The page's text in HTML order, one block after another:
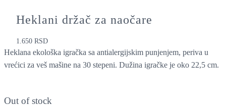
Heklani držač za naočare
1.650RSD
Heklana ekološka igračka sa antialergijskim punjenjem, periva u
vrećici za veš mašine na 30 stepeni. Dužina igračke je oko 22,5 cm.
Out of stock